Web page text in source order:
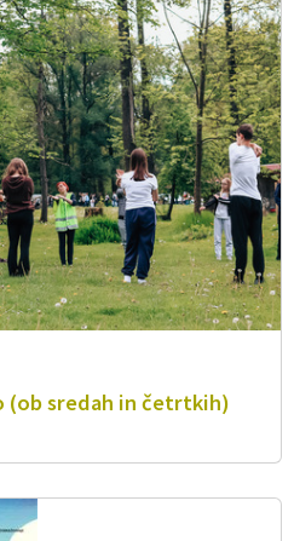
(ob sredah in četrtkih)